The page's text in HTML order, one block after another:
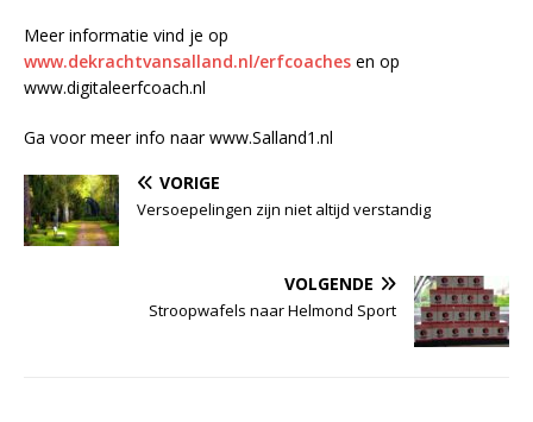
Meer informatie vind je op
www.dekrachtvansalland.nl/erfcoaches en op
www.digitaleerfcoach.nl
Ga voor meer info naar www.Salland1.nl
VORIGE
Versoepelingen zijn niet altijd verstandig
VOLGENDE
Stroopwafels naar Helmond Sport